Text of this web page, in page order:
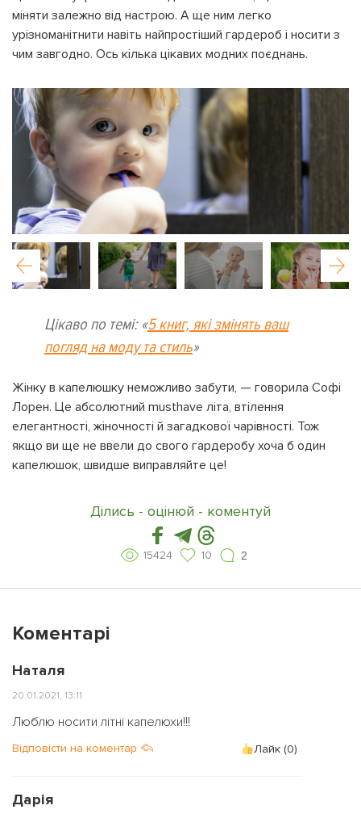
міняти залежно від настрою. А ще ним легко
урізноманітнити навіть найпростіший гардероб і носити з
чим завгодно. Ось кілька цікавих модних поєднань.
Цікаво по темі: «5 книг, які змінять ваш
погляд на моду та стиль»
Жінку в капелюшку неможливо забути, — говорила Софі
Лорен. Це абсолютний musthave літа, втілення
елегантності, жіночності й загадкової чарівності. Тож
якщо ви ще не ввели до свого гардеробу хоча б один
капелюшок, швидше виправляйте це!
Ділись - оцінюй - коментуй
15424 10 2
Коментарі
Наталя
20.01.2021, 13:11
Люблю носити літні капелюхи!!!
Лайк (0)
Відповісти на коментар
Дарія